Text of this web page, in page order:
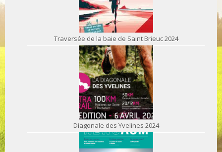
Traversée de la baie de Saint Brieuc 2024
Diagonale des Yvelines 2024